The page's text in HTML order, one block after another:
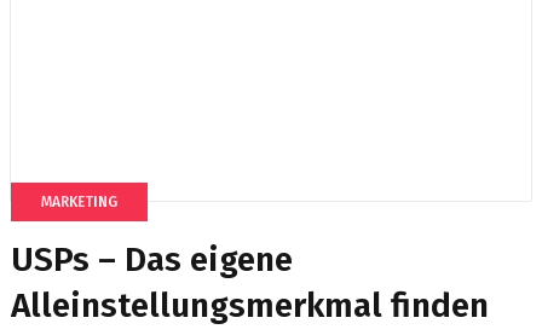
MARKETING
USPs – Das eigene
Alleinstellungsmerkmal finden